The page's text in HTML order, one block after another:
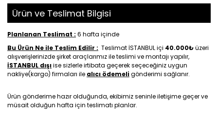
Ürün ve Teslimat Bilgisi
Planlanan Teslimat : 6 hafta içinde
Bu Ürün Ne ile Teslim Edilir : Teslimat İSTANBUL içi 40.000₺üzeri
alışverişlerinizde şirket araçlarımız ile teslimi ve montajı yapılır,
İSTANBUL dışıise sizlerle irtibata geçerek seçeceğiniz uygun
nakliye(kargo) firmaları ile alıcı ödemeligönderimi sağlanır.
Ürün gönderime hazır olduğunda, ekibimiz seninle iletişime geçer ve
müsait olduğun hafta için teslimatı planlar.